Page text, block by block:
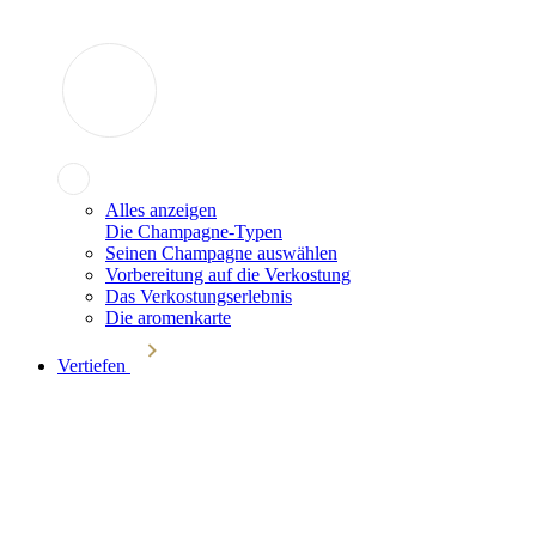
Alles anzeigen
Die Champagne-Typen
Seinen Champagne auswählen
Vorbereitung auf die Verkostung
Das Verkostungserlebnis
Die aromenkarte
Vertiefen